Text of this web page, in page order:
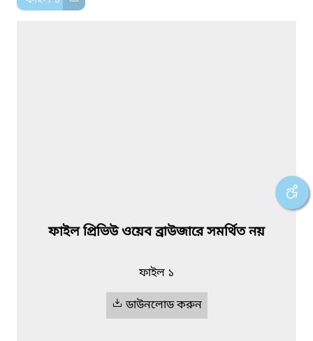
ফাইল প্রিভিউ ওয়েব ব্রাউজারে সমর্থিত নয়
ফাইল ১
ডাউনলোড করুন